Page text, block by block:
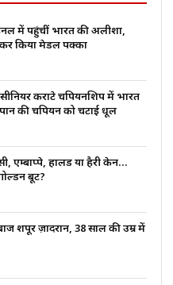
में पहुंचीं भारत की अलीशा,
किया मेडल पक्का
कराटे चैंपियनशिप में भारत
की चैंपियन को चटाई धूल
एम्बाप्पे, हालैंड या हैरी केन…
बूट?
शपूर ज़ादरान, 38 साल की उम्र में